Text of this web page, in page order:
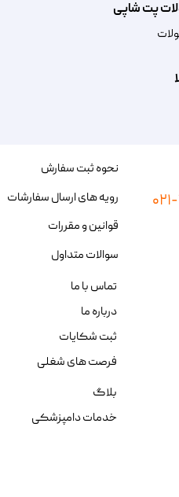
پت شاپی
نحوه ثبت سفارش
رویه های ارسال سفارشات
قوانین و مقررات
سوالات متداول
تماس با ما
درباره ما
ثبت شکایات
فرصت های شغلی
بلاگ
خدمات دامپزشکی